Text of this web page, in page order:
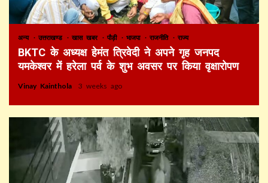
अन्य उत्तराखण्ड खास खबर पौड़ी भाजपा राजनीति राज्य
BKTC के अध्यक्ष हेमंत त्रिवेदी ने अपने गृह जनपद
यमकेश्वर में हरेला पर्व के शुभ अवसर पर किया वृक्षारोपण
Vinay Kainthola 3 weeks ago